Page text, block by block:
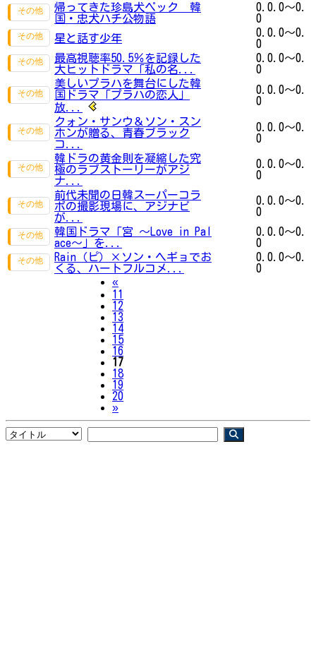
帰ってきた珍島犬ペック 韓
国・忠犬ハチ公物語
0.0.0～0.
0
星と話す少年
0.0.0～0.
0
最高視聴率50.5％を記録した
大ヒットドラマ「私の名...
0.0.0～0.
0
美しいプラハを舞台にした韓
国ドラマ「プラハの恋人」
放...
0.0.0～0.
0
クォン・サンウ＆ソン・スン
ホンが贈る、青春ブラック
コ...
0.0.0～0.
0
韓ドラの黄金則を凝縮した究
極のラブストーリーがアジ
ナ...
0.0.0～0.
0
前代未聞の日韓スーパーコラ
ボの撮影現場に、アジナビ
が...
0.0.0～0.
0
韓国ドラマ「宮 ～Love in Pal
ace～」を...
0.0.0～0.
0
Rain（ピ）×ソン・ヘギョでお
くる、ハートフルコメ...
0.0.0～0.
0
«Previous
11
12
13
14
15
16
17
18
19
20
»Next